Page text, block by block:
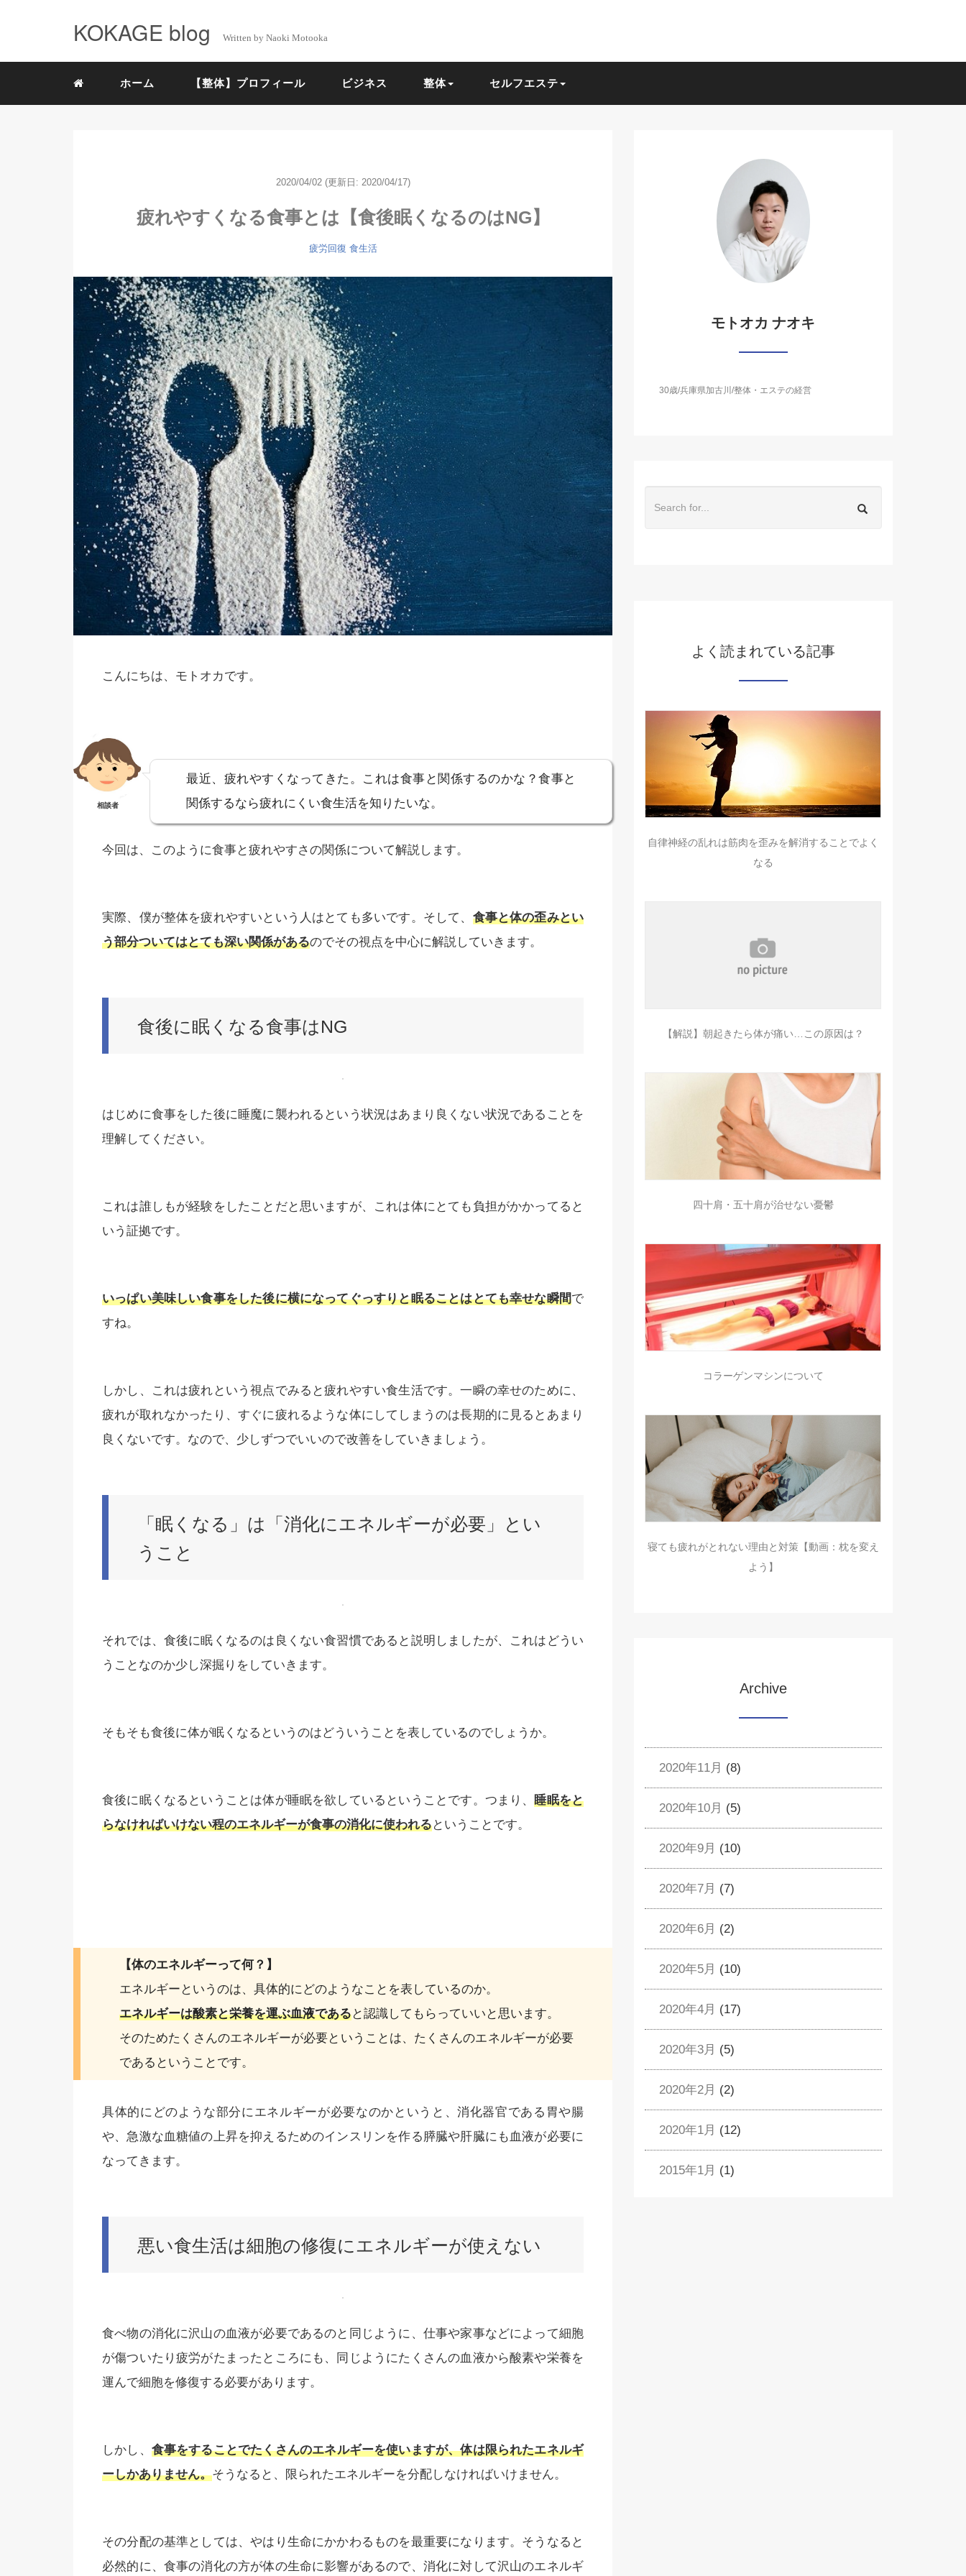
KOKAGE blog Written by Naoki Motooka
ホーム 【整体】プロフィール ビジネス 整体 セルフエステ
2020/04/02 (更新日: 2020/04/17)
疲れやすくなる食事とは【食後眠くなるのはNG】
疲労回復 食生活
こんにちは、モトオカです。
相談者
最近、疲れやすくなってきた。これは食事と関係するのかな？食事と
関係するなら疲れにくい食生活を知りたいな。
今回は、このように食事と疲れやすさの関係について解説します。
実際、僕が整体を疲れやすいという人はとても多いです。そして、 食事と体の歪みとい
う部分ついてはとても深い関係があるのでその視点を中心に解説していきます。
食後に眠くなる食事はNG
はじめに食事をした後に睡魔に襲われるという状況はあまり良くない状況であることを
理解してください。
これは誰しもが経験をしたことだと思いますが、これは体にとても負担がかかってると
いう証拠です。
いっぱい美味しい食事をした後に横になってぐっすりと眠ることはとても幸せな瞬間で
すね。
しかし、これは疲れという視点でみると疲れやすい食生活です。一瞬の幸せのために、
疲れが取れなかったり、すぐに疲れるような体にしてしまうのは長期的に見るとあまり
良くないです。なので、少しずつでいいので改善をしていきましょう。
「眠くなる」は「消化にエネルギーが必要」とい
うこと
それでは、食後に眠くなるのは良くない食習慣であると説明しましたが、これはどうい
うことなのか少し深掘りをしていきます。
そもそも食後に体が眠くなるというのはどういうことを表しているのでしょうか。
食後に眠くなるということは体が睡眠を欲しているということです。つまり、睡眠をと
らなければいけない程のエネルギーが食事の消化に使われるということです。
【体のエネルギーって何？】
エネルギーというのは、具体的にどのようなことを表しているのか。
エネルギーは酸素と栄養を運ぶ血液であると認識してもらっていいと思います。
そのためたくさんのエネルギーが必要ということは、たくさんのエネルギーが必要
であるということです。
具体的にどのような部分にエネルギーが必要なのかというと、消化器官である胃や腸
や、急激な血糖値の上昇を抑えるためのインスリンを作る膵臓や肝臓にも血液が必要に
なってきます。
悪い食生活は細胞の修復にエネルギーが使えない
食べ物の消化に沢山の血液が必要であるのと同じように、仕事や家事などによって細胞
が傷ついたり疲労がたまったところにも、同じようにたくさんの血液から酸素や栄養を
運んで細胞を修復する必要があります。
しかし、 食事をすることでたくさんのエネルギーを使いますが、体は限られたエネルギ
ーしかありません。そうなると、限られたエネルギーを分配しなければいけません。
その分配の基準としては、やはり生命にかかわるものを最重要になります。そうなると
必然的に、食事の消化の方が体の生命に影響があるので、消化に対して沢山のエネルギ
モトオカ ナオキ
30歳/兵庫県加古川/整体・エステの経営
よく読まれている記事
自律神経の乱れは筋肉を歪みを解消することでよく
なる
【解説】朝起きたら体が痛い…この原因は？
四十肩・五十肩が治せない憂鬱
コラーゲンマシンについて
寝ても疲れがとれない理由と対策【動画：枕を変え
よう】
Archive
2020年11月 (8)
2020年10月 (5)
2020年9月 (10)
2020年7月 (7)
2020年6月 (2)
2020年5月 (10)
2020年4月 (17)
2020年3月 (5)
2020年2月 (2)
2020年1月 (12)
2015年1月 (1)